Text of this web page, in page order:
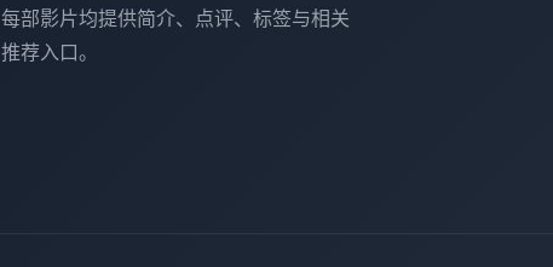
每部影片均提供简介、点评、标签与相关
推荐入口。